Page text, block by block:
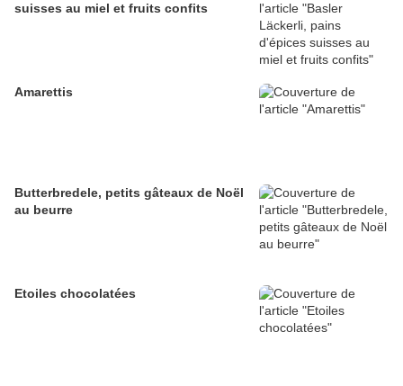
suisses au miel et fruits confits
Amarettis
Butterbredele, petits gâteaux de Noël
au beurre
Etoiles chocolatées